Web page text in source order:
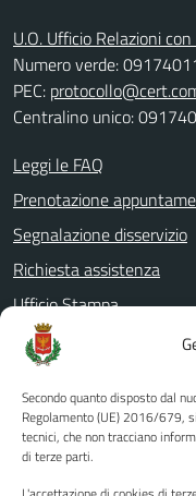
Secondo quanto disposto dal
Regolamento (UE) 2016/679,
tecnici, che non tracciano
di terze parti.
U.O. Ufficio Relazioni
Numero verde:
PEC:
Centralino unico:
Leggi le FAQ
Prenotazione
Segnalazione disservizio
Richiesta assistenza
Ufficio Stampa
Amministrazione
Albo pretorio
Informativa privacy
Note legali